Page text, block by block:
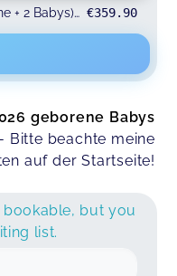
+ 2 Babys) for 2 participants
€359.90
geborene Babys
Bitte beachte meine
auf der Startseite!
but you
list.